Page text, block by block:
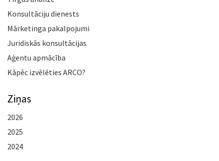
Konsultāciju dienests
Mārketinga pakalpojumi
Juridiskās konsultācijas
Aģentu apmācība
Kāpēc izvēlēties ARCO?
Ziņas
2026
2025
2024